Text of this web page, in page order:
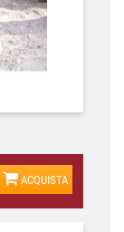
ACQUISTA